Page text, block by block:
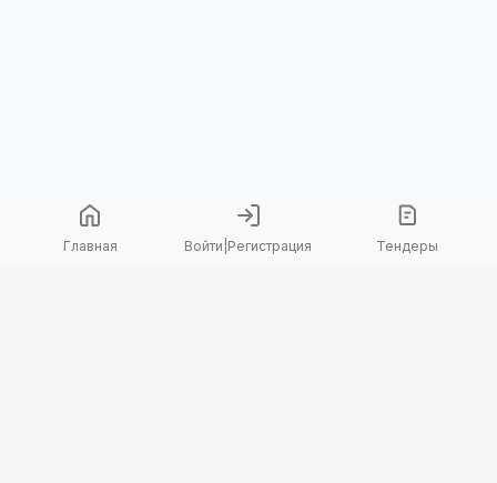
Главная Войти Регистрация Тендеры